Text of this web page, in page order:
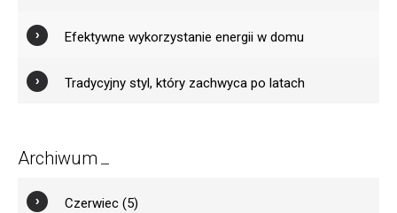
Efektywne wykorzystanie energii w domu
Tradycyjny styl, który zachwyca po latach
Archiwum
Czerwiec (5)